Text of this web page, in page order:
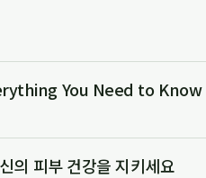
You Need to Know
의 피부 건강을 지키세요